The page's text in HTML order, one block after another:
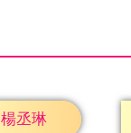
楊丞琳